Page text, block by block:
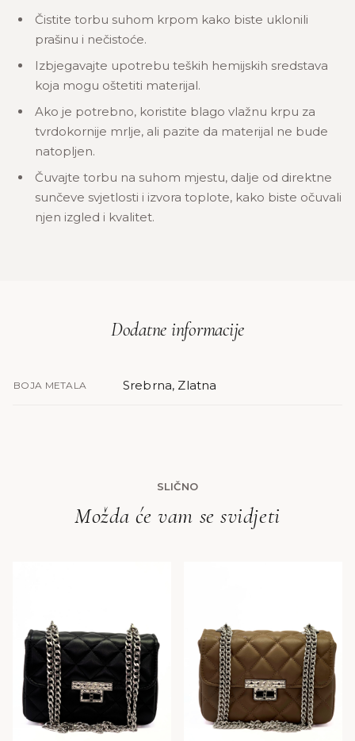
Čistite torbu suhom krpom kako biste uklonili
prašinu i nečistoće.
Izbjegavajte upotrebu teških hemijskih sredstava
koja mogu oštetiti materijal.
Ako je potrebno, koristite blago vlažnu krpu za
tvrdokornije mrlje, ali pazite da materijal ne bude
natopljen.
Čuvajte torbu na suhom mjestu, dalje od direktne
sunčeve svjetlosti i izvora toplote, kako biste očuvali
njen izgled i kvalitet.
Dodatne informacije
BOJA METALA Srebrna, Zlatna
SLIČNO
Možda će vam se svidjeti